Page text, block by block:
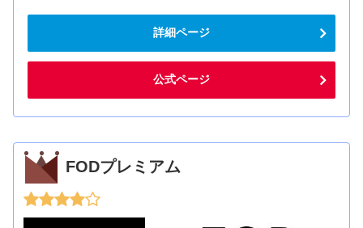
詳細ページ
公式ページ
FODプレミアム